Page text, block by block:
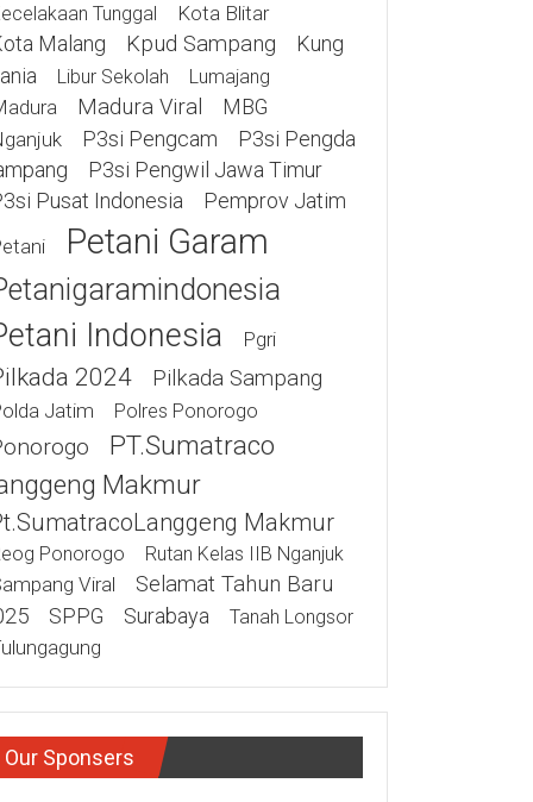
Tunggal Kota Blitar
Malang Kpud Sampang
Kung
Libur Sekolah Lumajang
Madura Viral MBG
P3si Pengcam
P3si Pengda
P3si Pengwil Jawa Timur
Pusat Indonesia
Pemprov Jatim
Petani Garam
Indonesia Pgri
2024 Pilkada Sampang
Jatim Polres Ponorogo
PT.Sumatraco
Makmur
Makmur
Ponorogo Rutan Kelas IIB Nganjuk
Viral
Selamat Tahun Baru
SPPG Surabaya Tanah Longsor
Our Sponsers